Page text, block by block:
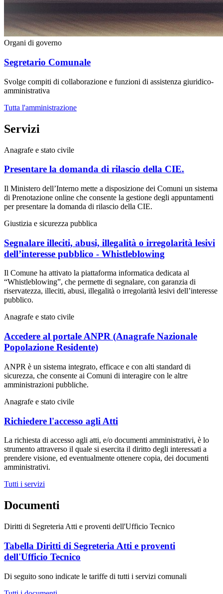
Organi di governo
Segretario Comunale
Svolge compiti di collaborazione e funzioni di assistenza giuridico-
amministrativa
Tutta l'amministrazione
Servizi
Anagrafe e stato civile
Presentare la domanda di rilascio della CIE.
Il Ministero dell’Interno mette a disposizione dei Comuni un sistema
di Prenotazione online che consente la gestione degli appuntamenti
per presentare la domanda di rilascio della CIE.
Giustizia e sicurezza pubblica
Segnalare illeciti, abusi, illegalità o irregolarità lesivi
dell’interesse pubblico - Whistleblowing
Il Comune ha attivato la piattaforma informatica dedicata al
“Whistleblowing”, che permette di segnalare, con garanzia di
riservatezza, illeciti, abusi, illegalità o irregolarità lesivi dell’interesse
pubblico.
Anagrafe e stato civile
Accedere al portale ANPR (Anagrafe Nazionale
Popolazione Residente)
ANPR è un sistema integrato, efficace e con alti standard di
sicurezza, che consente ai Comuni di interagire con le altre
amministrazioni pubbliche.
Anagrafe e stato civile
Richiedere l'accesso agli Atti
La richiesta di accesso agli atti, e/o documenti amministrativi, è lo
strumento attraverso il quale si esercita il diritto degli interessati a
prendere visione, ed eventualmente ottenere copia, dei documenti
amministrativi.
Tutti i servizi
Documenti
Diritti di Segreteria Atti e proventi dell'Ufficio Tecnico
Tabella Diritti di Segreteria Atti e proventi
dell'Ufficio Tecnico
Di seguito sono indicate le tariffe di tutti i servizi comunali